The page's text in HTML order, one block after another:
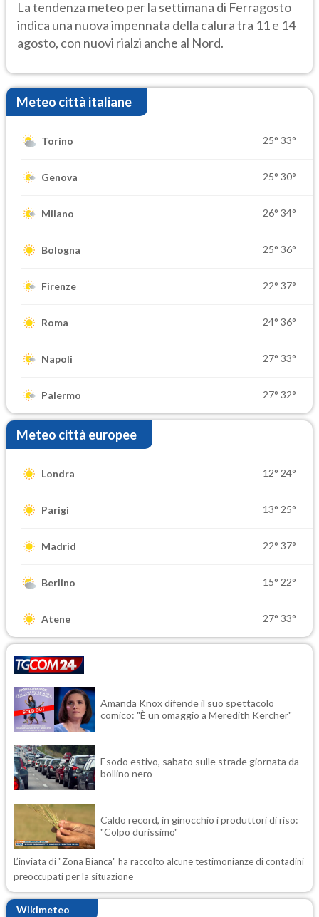
La tendenza meteo per la settimana di Ferragosto
indica una nuova impennata della calura tra 11 e 14
agosto, con nuovi rialzi anche al Nord.
Meteo città italiane
Torino 25° 33°
Genova 25° 30°
Milano 26° 34°
Bologna 25° 36°
Firenze 22° 37°
Roma 24° 36°
Napoli 27° 33°
Palermo 27° 32°
Meteo città europee
Londra 12° 24°
Parigi 13° 25°
Madrid 22° 37°
Berlino 15° 22°
Atene 27° 33°
Amanda Knox difende il suo spettacolo
comico: "È un omaggio a Meredith Kercher"
Esodo estivo, sabato sulle strade giornata da
bollino nero
Caldo record, in ginocchio i produttori di riso:
"Colpo durissimo"
L’inviata di "Zona Bianca" ha raccolto alcune testimonianze di contadini
preoccupati per la situazione
Wikimeteo